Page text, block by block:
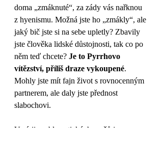
doma „zmáknuté“, za zády vás nařknou
z hyenismu. Možná jste ho „zmákly“, ale
jaký bič jste si na sebe upletly? Zbavily
jste člověka lidské důstojnosti, tak co po
něm teď chcete? Je to Pyrrhovo
vítězství, příliš draze vykoupené.
Mohly jste mít fajn život s rovnocenným
partnerem, ale daly jste přednost
slabochovi.
V sérii problematických mužů jsem